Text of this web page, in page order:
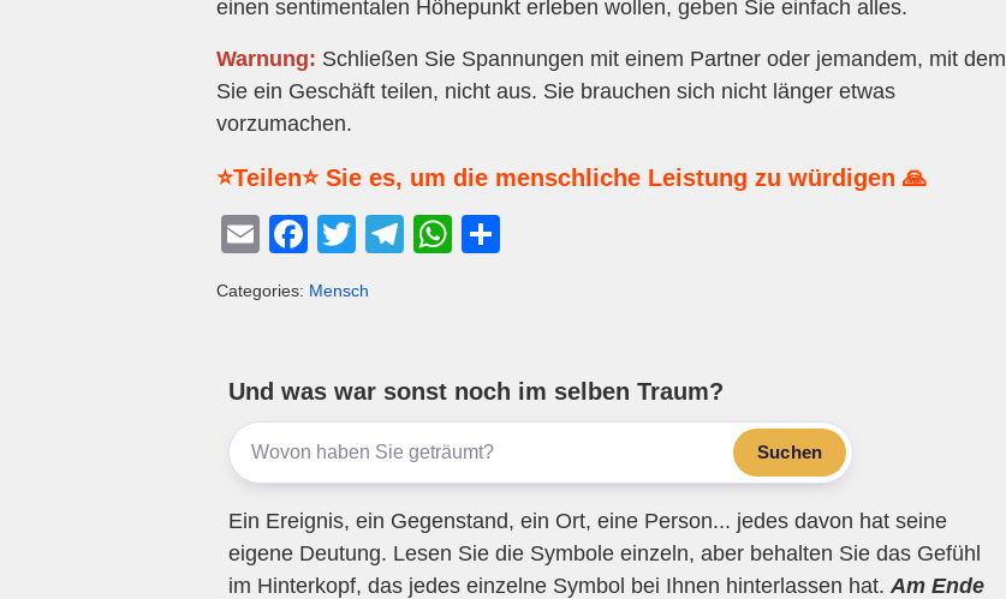
einen sentimentalen Höhepunkt erleben wollen, geben Sie einfach alles.
Warnung: Schließen Sie Spannungen mit einem Partner oder jemandem, mit dem
Sie ein Geschäft teilen, nicht aus. Sie brauchen sich nicht länger etwas
vorzumachen.
⭐Teilen⭐ Sie es, um die menschliche Leistung zu würdigen 🙏
E
ail
F
c
b
o
o
T
tt
T
a
m
W
A
p
p
Categories: Mensch
Und was war sonst noch im selben Traum?
Suchen
Ein Ereignis, ein Gegenstand, ein Ort, eine Person... jedes davon hat seine
eigene Deutung. Lesen Sie die Symbole einzeln, aber behalten Sie das Gefühl
im Hinterkopf, das jedes einzelne Symbol bei Ihnen hinterlassen hat. Am Ende